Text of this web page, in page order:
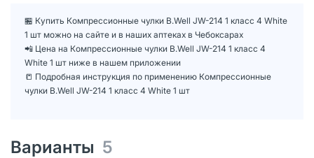
🏪 Купить Компрессионные чулки B.Well JW-214 1 класс 4 White
1 шт можно на сайте и в наших аптеках в Чебоксарах
📲 Цена на Компрессионные чулки B.Well JW-214 1 класс 4
White 1 шт ниже в нашем приложении
📒 Подробная инструкция по применению Компрессионные
чулки B.Well JW-214 1 класс 4 White 1 шт
Варианты 5